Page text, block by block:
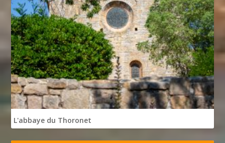
L'abbaye du Thoronet